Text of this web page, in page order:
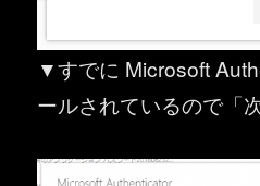
▼すでに Microsoft
ールされているので「